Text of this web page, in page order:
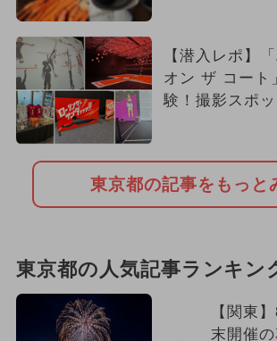
【潜入レポ】
オン ザ コート
験！撮影スポ
東京都の記事をもっと
東京都の人気記事ランキン
【関東
末開催